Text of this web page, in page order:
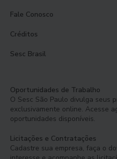
Fale Conosco
Créditos
Sesc Brasil
Oportunidades de Trabalho
O Sesc São Paulo divulga seus
exclusivamente online. Acesse
oportunidades disponíveis.
Licitações e Contratações
Cadastre sua empresa, faça o